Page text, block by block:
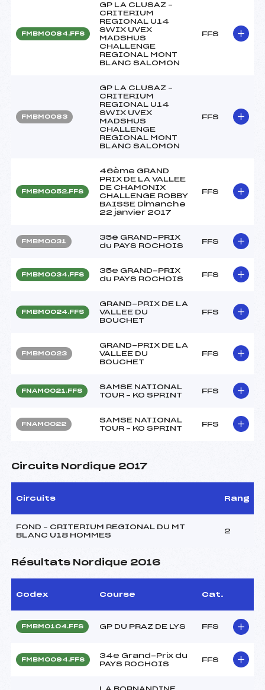
FMBM0084.FFS
GP LA CLUSAZ –
CRITERIUM
REGIONAL U14
SWIX UVEX
MADSHUS
CHALLENGE
REGIONAL MONT
BLANC SALOMON
FFS
FMBM0083
GP LA CLUSAZ –
CRITERIUM
REGIONAL U14
SWIX UVEX
MADSHUS
CHALLENGE
REGIONAL MONT
BLANC SALOMON
FFS
FMBM0052.FFS
46ème GRAND
PRIX DE LA VALLEE
DE CHAMONIX
CHALLENGE ROBBY
BAISSE Dimanche
22 janvier 2017
FFS
FMBM0031
35e GRAND-PRIX
du PAYS ROCHOIS
FFS
FMBM0034.FFS
35e GRAND-PRIX
du PAYS ROCHOIS
FFS
FMBM0024.FFS
GRAND-PRIX DE LA
VALLEE DU
BOUCHET
FFS
FMBM0023
GRAND-PRIX DE LA
VALLEE DU
BOUCHET
FFS
FNAM0021.FFS
SAMSE NATIONAL
TOUR – KO SPRINT
FFS
FNAM0022
SAMSE NATIONAL
TOUR – KO SPRINT
FFS
Circuits Nordique 2017
Circuits Rang
FOND – CRITERIUM REGIONAL DU MT
BLANC U18 HOMMES
2
Résultats Nordique 2016
Codex Course Cat.
FMBM0104.FFS GP DU PRAZ DE LYS FFS
FMBM0094.FFS
34e Grand-Prix du
PAYS ROCHOIS
FFS
LA BORNANDINE